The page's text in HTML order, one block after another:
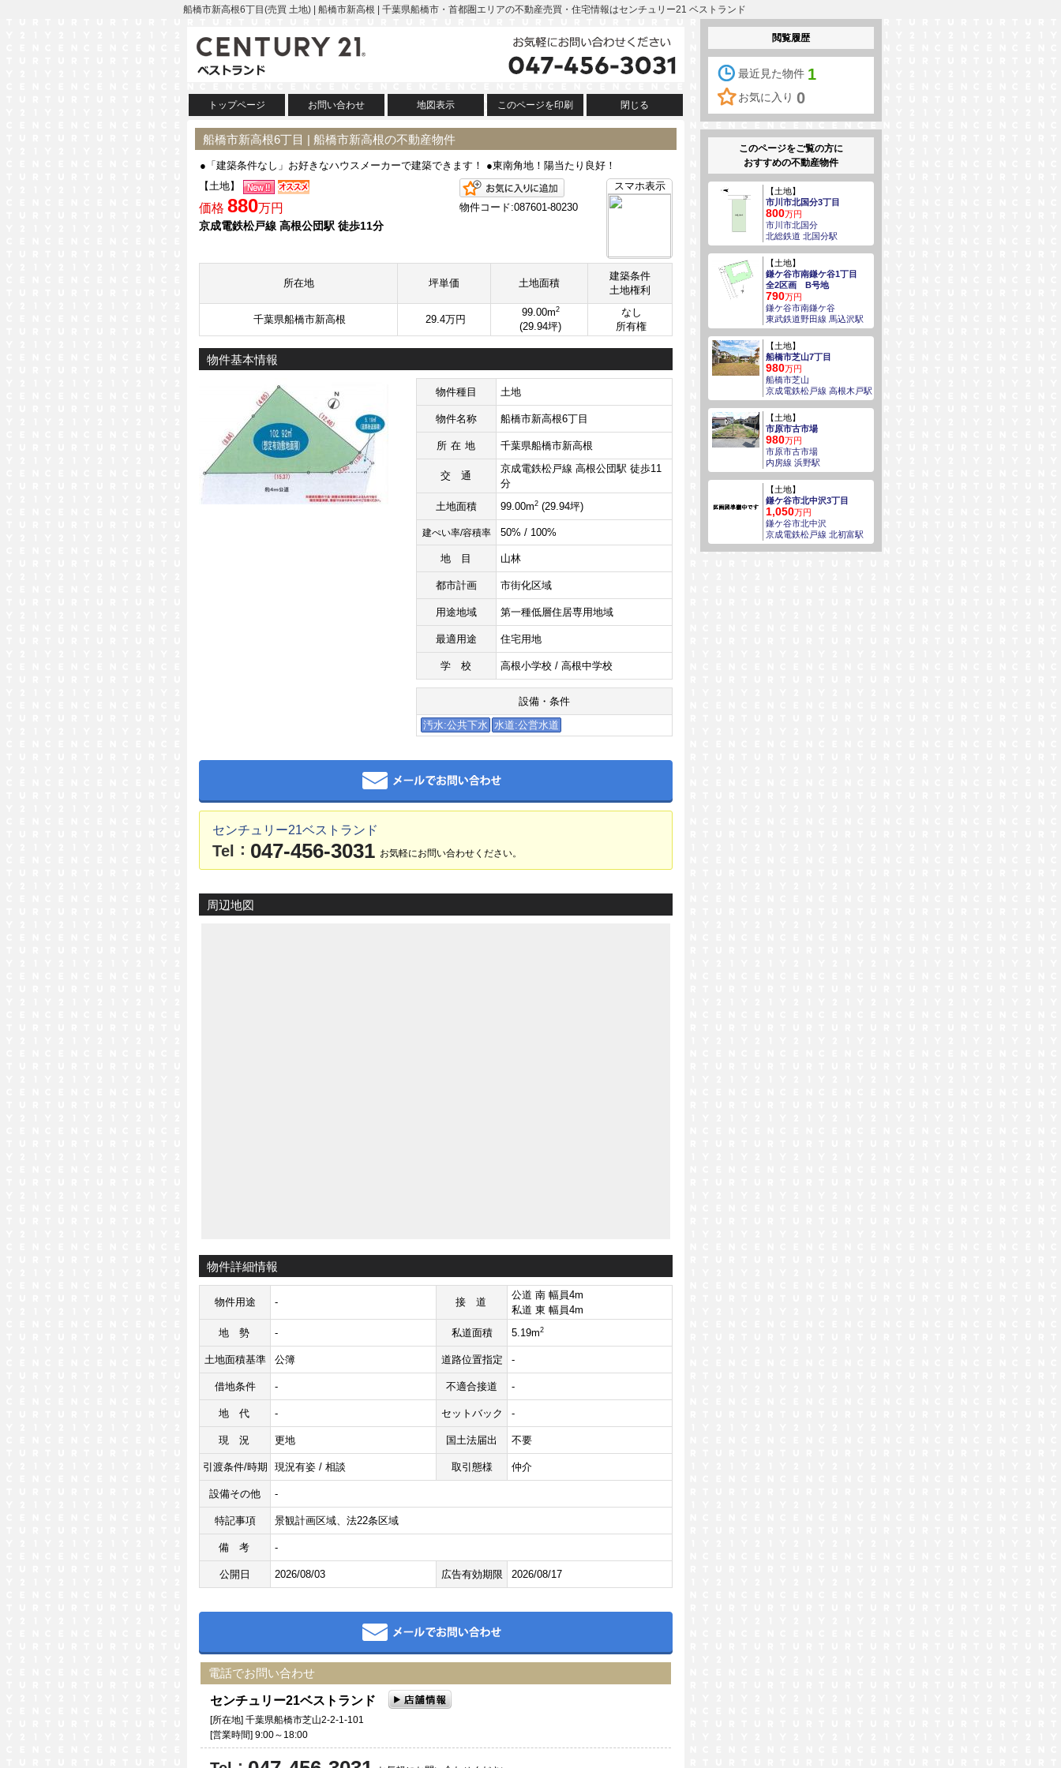
船橋市新高根6丁目(売買 土地) | 船橋市新高根 | 千葉県船橋市・首都圏エリアの不動産売買・住宅情報はセンチュリー21 ベストランド
トップページ お問い合わせ 地図表示 このページを印刷 閉じる
船橋市新高根6丁目 | 船橋市新高根の不動産物件
●「建築条件なし」お好きなハウスメーカーで建築できます！ ●東南角地！陽当たり良好！
【土地】
価格 880万円
京成電鉄松戸線 高根公団駅 徒歩11分
スマホ表示
お気に入りに追加
物件コード:087601-80230
所在地 坪単価 土地面積
建築条件
土地権利
千葉県船橋市新高根 29.4万円
99.00m2
(29.94坪)
なし
所有権
物件基本情報
物件種目 土地
物件名称 船橋市新高根6丁目
所在地 千葉県船橋市新高根
交通
京成電鉄松戸線 高根公団駅 徒歩11
分
土地面積
99.00m2 (29.94坪)
建ぺい率/容積率 50% / 100%
地目 山林
都市計画 市街化区域
用途地域 第一種低層住居専用地域
最適用途 住宅用地
学校 高根小学校 / 高根中学校
設備・条件
汚水:公共下水 水道:公営水道
センチュリー21ベストランド
Tel ： 047-456-3031 お気軽にお問い合わせください。
周辺地図
物件詳細情報
物件用途 - 接道
公道 南 幅員4m
私道 東 幅員4m
地勢
- 私道面積 5.19m2
土地面積基準 公簿 道路位置指定 -
借地条件 - 不適合接道 -
地代 - セットバック -
現況 更地 国土法届出 不要
引渡条件/時期 現況有姿 / 相談 取引態様 仲介
設備その他 -
特記事項 景観計画区域、法22条区域
備考 -
公開日 2026/08/03 広告有効期限 2026/08/17
電話でお問い合わせ
センチュリー21ベストランド
[所在地] 千葉県船橋市芝山2-2-1-101
[営業時間] 9:00～18:00
閲覧履歴
最近見た物件 1
お気に入り 0
このページをご覧の方に
おすすめの不動産物件
【土地】
市川市北国分3丁目
800万円
市川市北国分
北総鉄道 北国分駅
【土地】
鎌ケ谷市南鎌ケ谷1丁目
全2区画 B号地
790万円
鎌ケ谷市南鎌ケ谷
東武鉄道野田線 馬込沢駅
【土地】
船橋市芝山7丁目
980万円
船橋市芝山
京成電鉄松戸線 高根木戸駅
【土地】
市原市古市場
980万円
市原市古市場
内房線 浜野駅
【土地】
鎌ケ谷市北中沢3丁目
1,050万円
鎌ケ谷市北中沢
京成電鉄松戸線 北初富駅